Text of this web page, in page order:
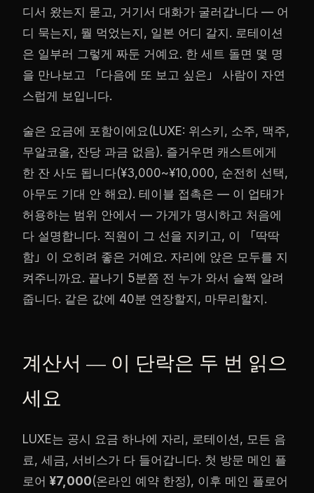
디서 왔는지 묻고, 거기서 대화가 굴러갑니다 — 어
디 묵는지, 뭘 먹었는지, 일본 어디 갈지. 로테이션
은 일부러 그렇게 짜둔 거예요. 한 세트 돌면 몇 명
을 만나보고 「다음에 또 보고 싶은」 사람이 자연
스럽게 보입니다.
술은 요금에 포함이에요(LUXE: 위스키, 소주, 맥주,
무알코올, 잔당 과금 없음). 즐거우면 캐스트에게
한 잔 사도 됩니다(¥3,000~¥10,000, 순전히 선택,
아무도 기대 안 해요). 테이블 접촉은 — 이 업태가
허용하는 범위 안에서 — 가게가 명시하고 처음에
다 설명합니다. 직원이 그 선을 지키고, 이 「딱딱
함」이 오히려 좋은 거예요. 자리에 앉은 모두를 지
켜주니까요. 끝나기 5분쯤 전 누가 와서 슬쩍 알려
줍니다. 같은 값에 40분 연장할지, 마무리할지.
계산서 — 이 단락은 두 번 읽으
세요
LUXE는 공시 요금 하나에 자리, 로테이션, 모든 음
료, 세금, 서비스가 다 들어갑니다. 첫 방문 메인 플
로어 ¥7,000(온라인 예약 한정), 이후 메인 플로어